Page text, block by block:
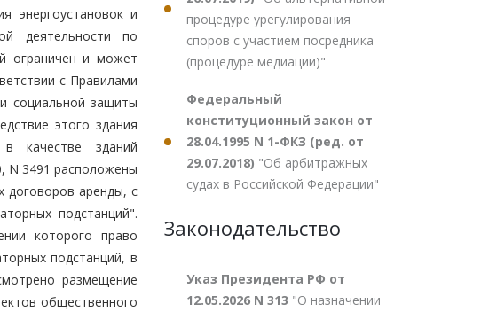
энергоустановок и
деятельности по
ограничен и может
с Правилами
социальной защиты
этого здания
качестве зданий
N 3491 расположены
договоров аренды, с
подстанций".
которого право
подстанций, в
размещение
общественного
процедуре урегулирования
споров с участием посредника
(процедуре медиации)"
Федеральный
конституционный закон от
28.04.1995 N 1-ФКЗ (ред. от
29.07.2018) "Об арбитражных
судах в Российской Федерации"
Законодательство
Указ Президента РФ от
12.05.2026 N 313 "О назначении